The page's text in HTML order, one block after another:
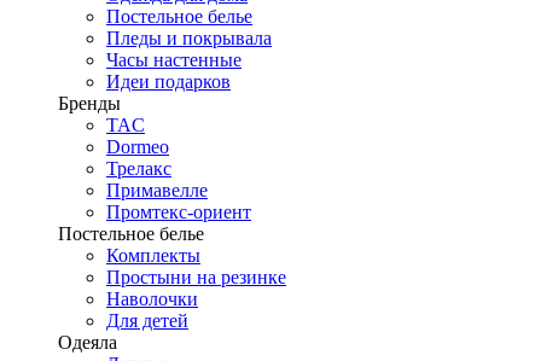
Постельное белье
Пледы и покрывала
Часы настенные
Идеи подарков
Бренды
TAC
Dormeo
Трелакс
Примавелле
Промтекс-ориент
Постельное белье
Комплекты
Простыни на резинке
Наволочки
Для детей
Одеяла